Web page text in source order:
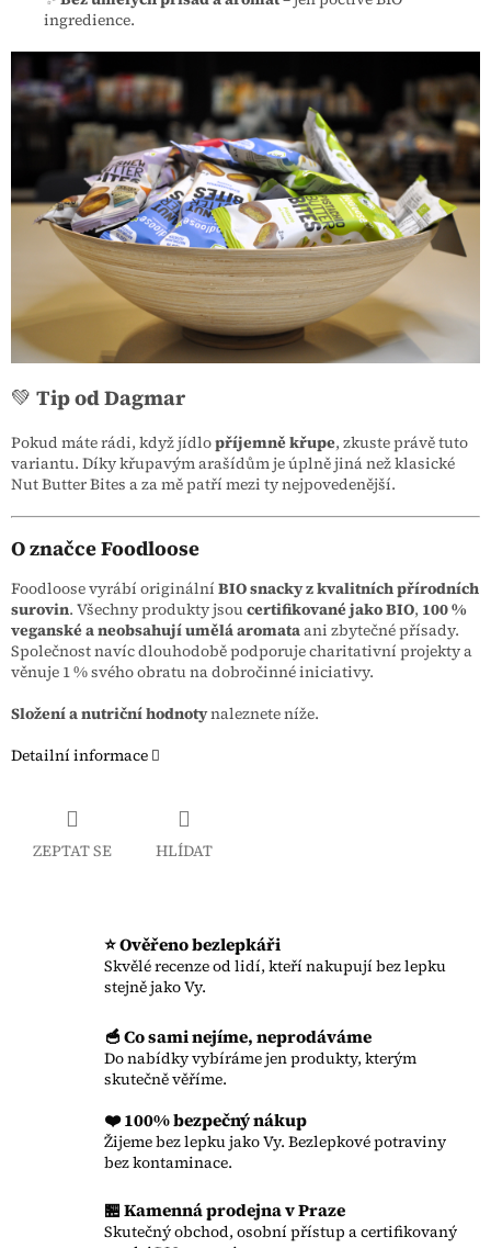
ingredience.
💚 Tip od Dagmar
Pokud máte rádi, když jídlopříjemně křupe, zkuste právě tuto
variantu. Díky křupavým arašídům je úplně jiná než klasické
Nut Butter Bites a za mě patří mezi ty nejpovedenější.
O značce Foodloose
Foodloose vyrábí originální BIO snacky z kvalitních přírodních
surovin. Všechny produkty jsoucertifikované jako BIO, 100 %
veganské a neobsahují umělá aromataani zbytečné přísady.
Společnost navíc dlouhodobě podporuje charitativní projekty a
věnuje 1 % svého obratu na dobročinné iniciativy.
Složení a nutriční hodnotynaleznete níže.
Detailní informace
ZEPTAT SE HLÍDAT
⭐ Ověřeno bezlepkáři
Skvělé recenze od lidí, kteří nakupují bez lepku
stejně jako Vy.
🥣 Co sami nejíme, neprodáváme
Do nabídky vybíráme jen produkty, kterým
skutečně věříme.
❤️ 100% bezpečný nákup
Žijeme bez lepku jako Vy. Bezlepkové potraviny
bez kontaminace.
🏪 Kamenná prodejna v Praze
Skutečný obchod, osobní přístup a certifikovaný